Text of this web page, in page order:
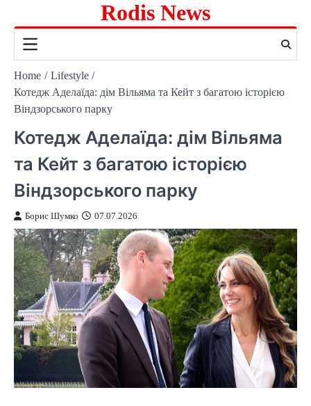
content
Rodis News
Home
Lifestyle
Котедж Аделаїда: дім Вільяма та Кейт з багатою історією
Віндзорського парку
Котедж Аделаїда: дім Вільяма
та Кейт з багатою історією
Віндзорського парку
Борис Шумко 07.07.2026